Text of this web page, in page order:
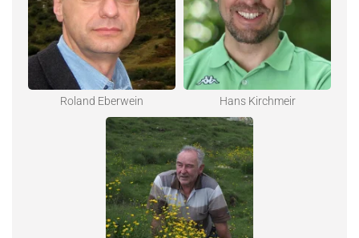
Roland Eberwein Hans Kirchmeir